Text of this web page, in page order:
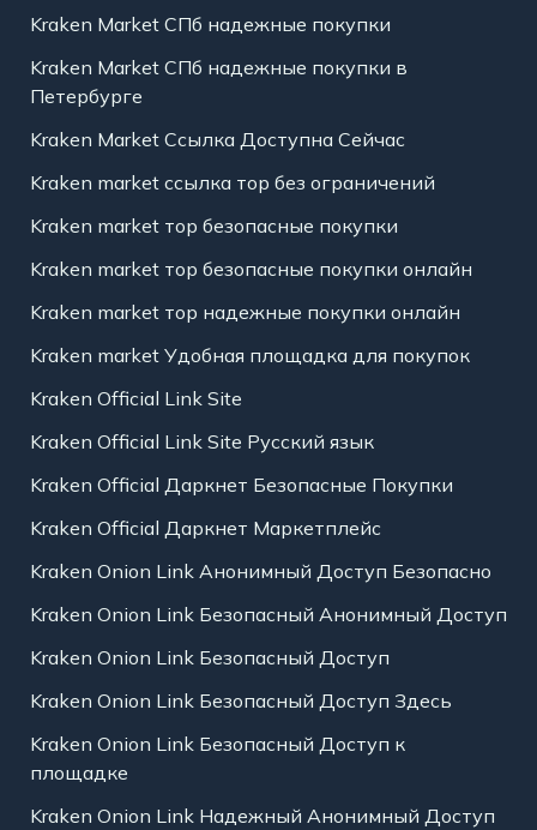
Kraken Market СПб надежные покупки
Kraken Market СПб надежные покупки в
Петербурге
Kraken Market Ссылка Доступна Сейчас
Kraken market ссылка тор без ограничений
Kraken market тор безопасные покупки
Kraken market тор безопасные покупки онлайн
Kraken market тор надежные покупки онлайн
Kraken market Удобная площадка для покупок
Kraken Official Link Site
Kraken Official Link Site Русский язык
Kraken Official Даркнет Безопасные Покупки
Kraken Official Даркнет Маркетплейс
Kraken Onion Link Анонимный Доступ Безопасно
Kraken Onion Link Безопасный Анонимный Доступ
Kraken Onion Link Безопасный Доступ
Kraken Onion Link Безопасный Доступ Здесь
Kraken Onion Link Безопасный Доступ к
площадке
Kraken Onion Link Надежный Анонимный Доступ